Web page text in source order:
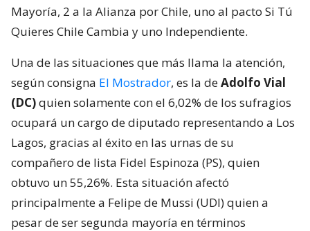
Mayoría, 2 a la Alianza por Chile, uno al pacto Si Tú
Quieres Chile Cambia y uno Independiente.
Una de las situaciones que más llama la atención,
según consigna El Mostrador, es la deAdolfo Vial
(DC)quien solamente con el 6,02% de los sufragios
ocupará un cargo de diputado representando a Los
Lagos, gracias al éxito en las urnas de su
compañero de lista Fidel Espinoza (PS), quien
obtuvo un 55,26%. Esta situación afectó
principalmente a Felipe de Mussi (UDI) quien a
pesar de ser segunda mayoría en términos